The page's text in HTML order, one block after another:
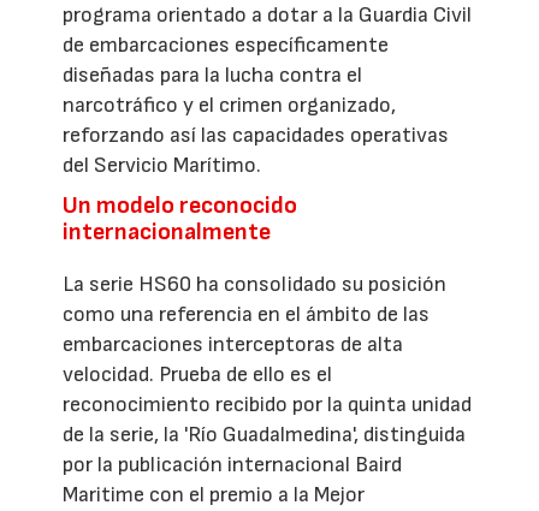
programa orientado a dotar a la Guardia Civil
de embarcaciones específicamente
diseñadas para la lucha contra el
narcotráfico y el crimen organizado,
reforzando así las capacidades operativas
del Servicio Marítimo.
Un modelo reconocido
internacionalmente
La serie HS60 ha consolidado su posición
como una referencia en el ámbito de las
embarcaciones interceptoras de alta
velocidad. Prueba de ello es el
reconocimiento recibido por la quinta unidad
de la serie, la 'Río Guadalmedina', distinguida
por la publicación internacional Baird
Maritime con el premio a la Mejor